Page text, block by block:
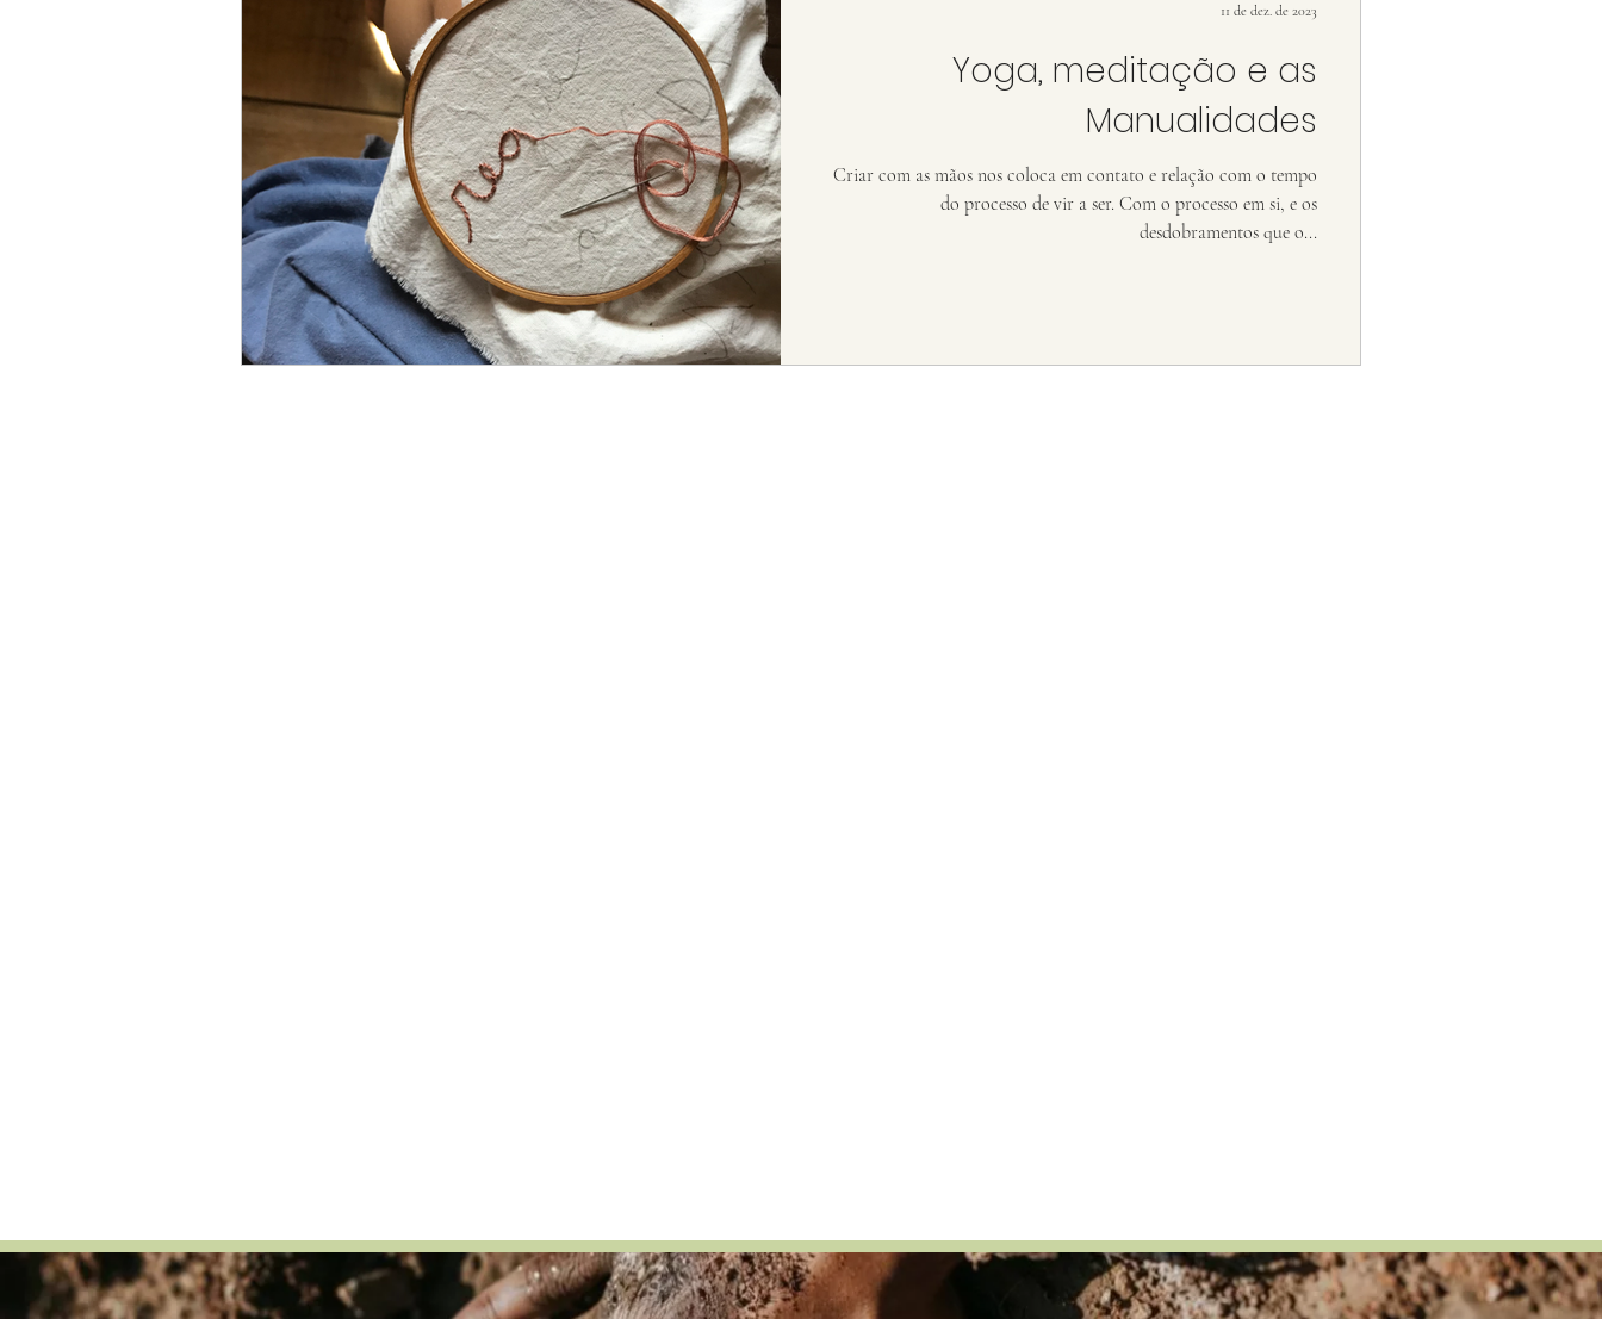
Yoga, meditação e as
Manualidades
Criar com as mãos nos coloca em contato e relação com o tempo
do processo de vir a ser. Com o processo em si, e os
desdobramentos que o...
11 de dez. de 2023